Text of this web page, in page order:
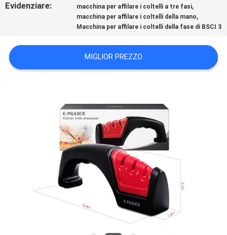
CASI
CHIEDI
UN
PRIVACY
POLICY
Evidenziare: macchina per affilare i coltelli a tre fasi,
macchina per affilare i coltelli della mano,
Macchina per affilare i coltelli della fase di BSCI 3
MIGLIOR PREZZO